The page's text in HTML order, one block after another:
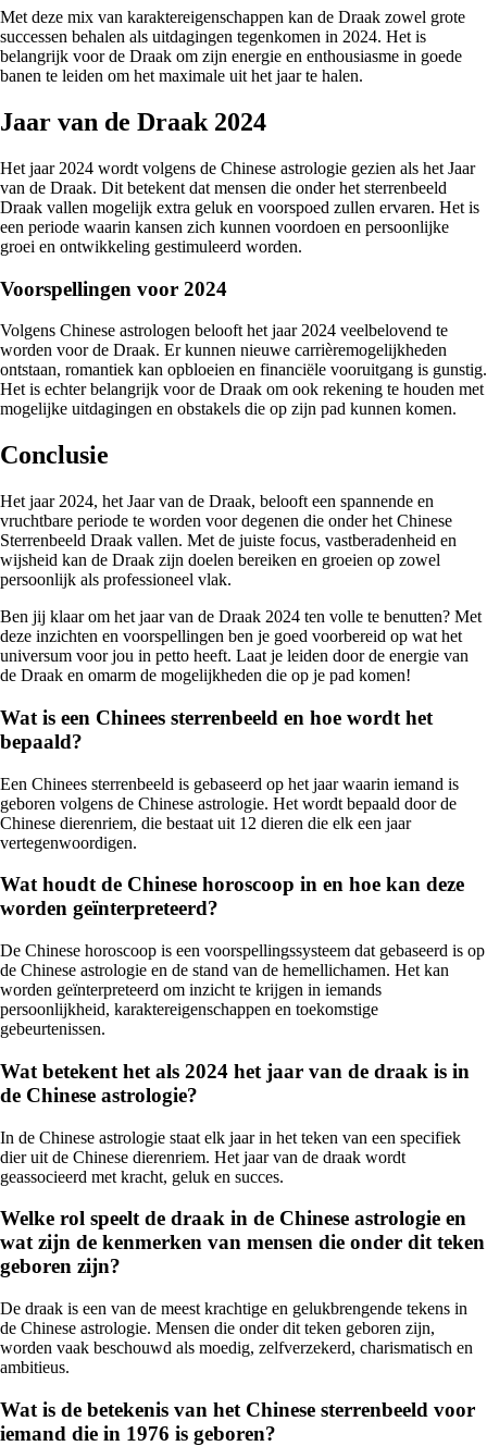
Met deze mix van karaktereigenschappen kan de Draak zowel grote
successen behalen als uitdagingen tegenkomen in 2024. Het is
belangrijk voor de Draak om zijn energie en enthousiasme in goede
banen te leiden om het maximale uit het jaar te halen.
Jaar van de Draak 2024
Het jaar 2024 wordt volgens de Chinese astrologie gezien als het Jaar
van de Draak. Dit betekent dat mensen die onder het sterrenbeeld
Draak vallen mogelijk extra geluk en voorspoed zullen ervaren. Het is
een periode waarin kansen zich kunnen voordoen en persoonlijke
groei en ontwikkeling gestimuleerd worden.
Voorspellingen voor 2024
Volgens Chinese astrologen belooft het jaar 2024 veelbelovend te
worden voor de Draak. Er kunnen nieuwe carrièremogelijkheden
ontstaan, romantiek kan opbloeien en financiële vooruitgang is gunstig.
Het is echter belangrijk voor de Draak om ook rekening te houden met
mogelijke uitdagingen en obstakels die op zijn pad kunnen komen.
Conclusie
Het jaar 2024, het Jaar van de Draak, belooft een spannende en
vruchtbare periode te worden voor degenen die onder het Chinese
Sterrenbeeld Draak vallen. Met de juiste focus, vastberadenheid en
wijsheid kan de Draak zijn doelen bereiken en groeien op zowel
persoonlijk als professioneel vlak.
Ben jij klaar om het jaar van de Draak 2024 ten volle te benutten? Met
deze inzichten en voorspellingen ben je goed voorbereid op wat het
universum voor jou in petto heeft. Laat je leiden door de energie van
de Draak en omarm de mogelijkheden die op je pad komen!
Wat is een Chinees sterrenbeeld en hoe wordt het
bepaald?
Een Chinees sterrenbeeld is gebaseerd op het jaar waarin iemand is
geboren volgens de Chinese astrologie. Het wordt bepaald door de
Chinese dierenriem, die bestaat uit 12 dieren die elk een jaar
vertegenwoordigen.
Wat houdt de Chinese horoscoop in en hoe kan deze
worden geïnterpreteerd?
De Chinese horoscoop is een voorspellingssysteem dat gebaseerd is op
de Chinese astrologie en de stand van de hemellichamen. Het kan
worden geïnterpreteerd om inzicht te krijgen in iemands
persoonlijkheid, karaktereigenschappen en toekomstige
gebeurtenissen.
Wat betekent het als 2024 het jaar van de draak is in
de Chinese astrologie?
In de Chinese astrologie staat elk jaar in het teken van een specifiek
dier uit de Chinese dierenriem. Het jaar van de draak wordt
geassocieerd met kracht, geluk en succes.
Welke rol speelt de draak in de Chinese astrologie en
wat zijn de kenmerken van mensen die onder dit teken
geboren zijn?
De draak is een van de meest krachtige en gelukbrengende tekens in
de Chinese astrologie. Mensen die onder dit teken geboren zijn,
worden vaak beschouwd als moedig, zelfverzekerd, charismatisch en
ambitieus.
Wat is de betekenis van het Chinese sterrenbeeld voor
iemand die in 1976 is geboren?